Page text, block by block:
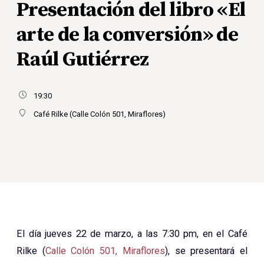
Presentación del libro «El
arte de la conversión» de
Raúl Gutiérrez
19:30
Café Rilke (Calle Colón 501, Miraflores)
El día jueves 22 de marzo, a las 7:30 pm, en el Café
Rilke (Calle Colón 501, Miraflores), se presentará el